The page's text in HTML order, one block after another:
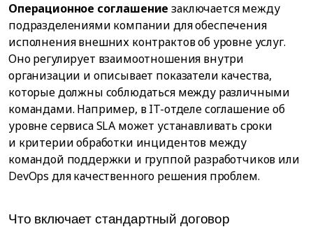
Операционное соглашение заключается между
подразделениями компании для обеспечения
исполнения внешних контрактов об уровне услуг.
Оно регулирует взаимоотношения внутри
организации и описывает показатели качества,
которые должны соблюдаться между различными
командами. Например, в IT-отделе соглашение об
уровне сервиса SLA может устанавливать сроки
и критерии обработки инцидентов между
командой поддержки и группой разработчиков или
DevOps для качественного решения проблем.
Что включает стандартный договор